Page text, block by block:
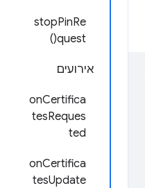
stopPinRe
quest()
אירועים
onCertifica
tesReques
ted
onCertifica
tesUpdate